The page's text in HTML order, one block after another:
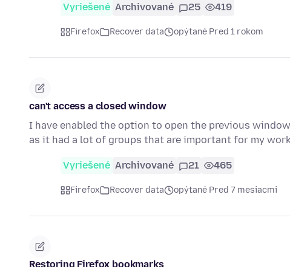
Vyriešené Archivované 25 419
Firefox Recover data opýtané Pred 1 rokom
can't access a closed window
I have enabled the option to open the previous
as it had a lot of groups that are important for my
Vyriešené Archivované 21 465
Firefox Recover data opýtané Pred 7 mesiacmi
Restoring Firefox bookmarks